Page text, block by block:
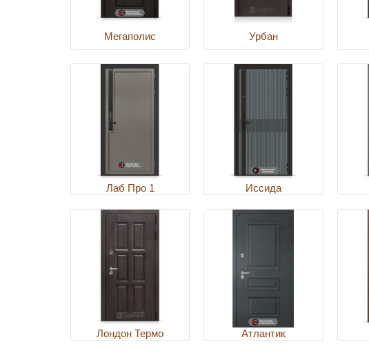
Мегаполис Урбан
Лаб Про 1 Иссида
Лондон Термо Атлантик